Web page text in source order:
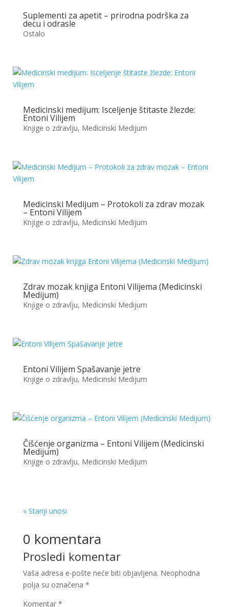
Suplementi za apetit – prirodna podrška za
decu i odrasle
Ostalo
Medicinski medijum: Isceljenje štitaste žlezde:
Entoni Vilijem
Knjige o zdravlju, Medicinski Medijum
Medicinski Medijum – Protokoli za zdrav mozak
– Entoni Vilijem
Knjige o zdravlju, Medicinski Medijum
Zdrav mozak knjiga Entoni Vilijema (Medicinski
Medijum)
Knjige o zdravlju, Medicinski Medijum
Entoni Vilijem Spašavanje jetre
Knjige o zdravlju, Medicinski Medijum
Čišćenje organizma – Entoni Vilijem (Medicinski
Medijum)
Knjige o zdravlju, Medicinski Medijum
« Stariji unosi
0 komentara
Prosledi komentar
Vaša adresa e-pošte neće biti objavljena. Neophodna
polja su označena *
Komentar *